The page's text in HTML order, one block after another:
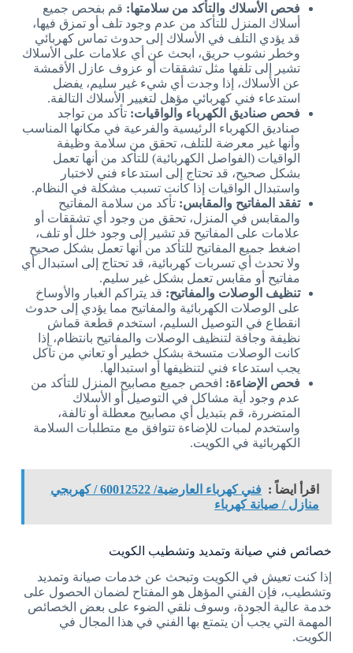
فحص الأسلاك والتأكد من سلامتها: قم بفحص جميع
أسلاك المنزل للتأكد من عدم وجود تلف أو تمزق فيها،
قد يؤدي التلف في الأسلاك إلى حدوث تماس كهربائي
وخطر نشوب حريق، ابحث عن أي علامات على الأسلاك
تشير إلى تلفها مثل تشققات أو عزوف عازل الأقمشة
عن الأسلاك، إذا وجدت أي شيء غير سليم، يفضل
استدعاء فني كهربائي مؤهل لتغيير الأسلاك التالفة.
فحص صناديق الكهرباء والواقيات: تأكد من تواجد
صناديق الكهرباء الرئيسية والفرعية في مكانها المناسب
وأنها غير معرضة للتلف، تحقق من سلامة وظيفة
الواقيات (الفواصل الكهربائية) للتأكد من أنها تعمل
بشكل صحيح، قد تحتاج إلى استدعاء فني لاختبار
واستبدال الواقيات إذا كانت تسبب مشكلة في النظام.
تفقد المفاتيح والمقابس: تأكد من سلامة المفاتيح
والمقابس في المنزل، تحقق من وجود أي تشققات أو
علامات على المفاتيح قد تشير إلى وجود خلل أو تلف،
اضغط جميع المفاتيح للتأكد من أنها تعمل بشكل صحيح
ولا تحدث أي تسربات كهربائية، قد تحتاج إلى استبدال أي
مفاتيح أو مقابس تعمل بشكل غير سليم.
تنظيف الوصلات والمفاتيح: قد يتراكم الغبار والأوساخ
على الوصلات الكهربائية والمفاتيح مما يؤدي إلى حدوث
انقطاع في التوصيل السليم، استخدم قطعة قماش
نظيفة وجافة لتنظيف الوصلات والمفاتيح بانتظام، إذا
كانت الوصلات متسخة بشكل خطير أو تعاني من تآكل
يجب استدعاء فني لتنظيفها أو استبدالها.
فحص الإضاءة: افحص جميع مصابيح المنزل للتأكد من
عدم وجود أية مشاكل في التوصيل أو الأسلاك
المتضررة، قم بتبديل أي مصابيح معطلة أو تالفة،
واستخدم لمبات للإضاءة تتوافق مع متطلبات السلامة
الكهربائية في الكويت.
اقرأ ايضاً :
فني كهرباء العارضية/ 60012522 / كهربجي
منازل / صيانة كهرباء
خصائص فني صيانة وتمديد وتشطيب الكويت
إذا كنت تعيش في الكويت وتبحث عن خدمات صيانة وتمديد
وتشطيب، فإن الفني المؤهل هو المفتاح لضمان الحصول على
خدمة عالية الجودة، وسوف نلقي الضوء على بعض الخصائص
المهمة التي يجب أن يتمتع بها الفني في هذا المجال في
الكويت.